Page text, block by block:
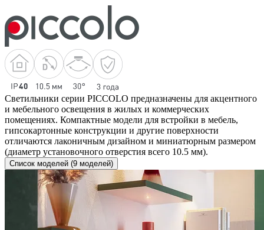
Светильники серии PICCOLO предназначены для акцентного
и мебельного освещения в жилых и коммерческих
помещениях. Компактные модели для встройки в мебель,
гипсокартонные конструкции и другие поверхности
отличаются лаконичным дизайном и миниатюрным размером
(диаметр установочного отверстия всего 10.5 мм).
Список моделей (9 моделей)